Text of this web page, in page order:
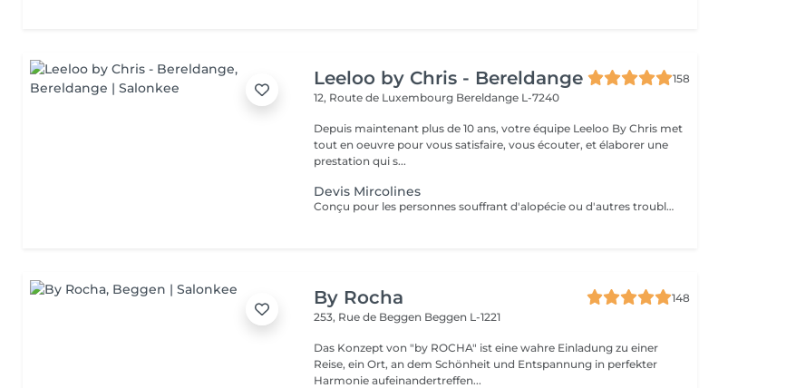
Leeloo by Chris - Bereldange
158
12, Route de Luxembourg Bereldange L-7240
Depuis maintenant plus de 10 ans, votre équipe Leeloo By Chris met
tout en oeuvre pour vous satisfaire, vous écouter, et élaborer une
prestation qui s...
Devis Mircolines
Conçu pour les personnes souffrant d'alopécie ou d'autres troubles capillaires génétiques, le système Microlines est un nouveau système révolutionnaire conçu pour vous donner les résultats que vous souhaitez Le Microlines dure plus de 2 ans et redonne de la longueur et du volume à vos cheveux pour que vous puissiez retrouver confiance en vous et changer votre vie C'est un système d'extension de cheveux avec un ruban invisible qui vous donnera la longueur et le volume dont vos cheveux ont besoin pour être beaux. Le Microlines est un correcteur anti-chute révolutionnaire, offrant les meilleurs résultats sur le marché
By Rocha
148
253, Rue de Beggen Beggen L-1221
Das Konzept von "by ROCHA" ist eine wahre Einladung zu einer
Reise, ein Ort, an dem Schönheit und Entspannung in perfekter
Harmonie aufeinandertreffen...